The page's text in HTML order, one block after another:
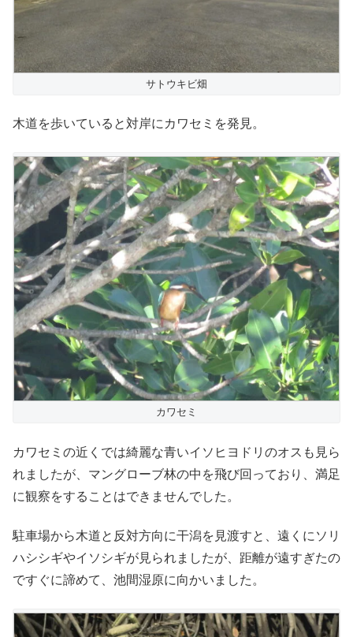
サトウキビ畑
木道を歩いていると対岸にカワセミを発見。
カワセミ
カワセミの近くでは綺麗な青いイソヒヨドリのオスも見ら
れましたが、マングローブ林の中を飛び回っており、満足
に観察をすることはできませんでした。
駐車場から木道と反対方向に干潟を見渡すと、遠くにソリ
ハシシギやイソシギが見られましたが、距離が遠すぎたの
ですぐに諦めて、池間湿原に向かいました。